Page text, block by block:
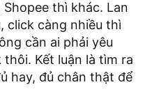
thì khác. Lan
click càng nhiều thì
cần ai phải yêu
Kết luận là tìm ra
hay, đủ chân thật để